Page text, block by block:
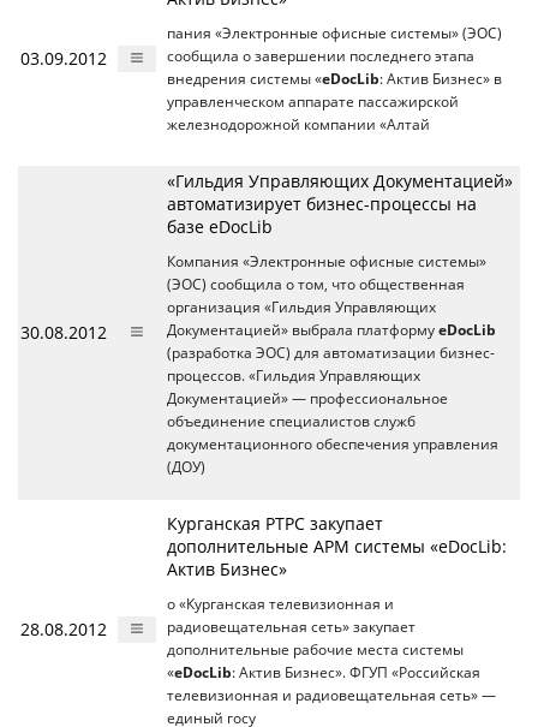
03.09.2012
пания «Электронные офисные системы» (ЭОС)
сообщила о завершении последнего этапа
внедрения системы «eDocLib: Актив Бизнес» в
управленческом аппарате пассажирской
железнодорожной компании «Алтай
30.08.2012
«Гильдия Управляющих Документацией»
автоматизирует бизнес-процессы на
базе eDocLib
Компания «Электронные офисные системы»
(ЭОС) сообщила о том, что общественная
организация «Гильдия Управляющих
Документацией» выбрала платформу eDocLib
(разработка ЭОС) для автоматизации бизнес-
процессов. «Гильдия Управляющих
Документацией» — профессиональное
объединение специалистов служб
документационного обеспечения управления
(ДОУ)
28.08.2012
Курганская РТРС закупает
дополнительные АРМ системы «eDocLib:
Актив Бизнес»
о «Курганская телевизионная и
радиовещательная сеть» закупает
дополнительные рабочие места системы
«eDocLib: Актив Бизнес». ФГУП «Российская
телевизионная и радиовещательная сеть» —
единый госу